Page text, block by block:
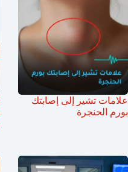
علامات تشير إلى إصابتك
بورم الحنجرة